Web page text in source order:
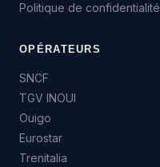
Politique de confidentialité
OPÉRATEURS
SNCF
TGV INOUI
Ouigo
Eurostar
Trenitalia